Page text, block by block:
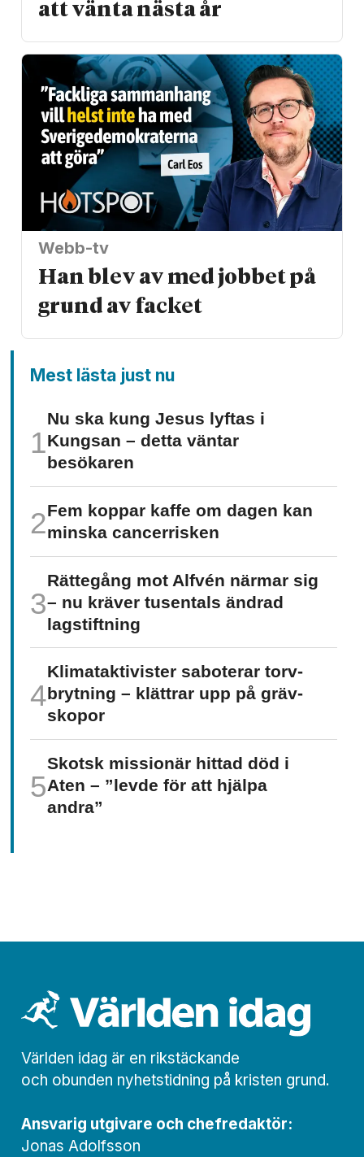
att vänta nästa år
Webb-tv
Han blev av med jobbet på
grund av facket
Mest lästa just nu
Nu ska kung Jesus lyftas i
Kungsan – detta väntar
besökaren
Fem koppar kaffe om dagen kan
minska cancer­risken
Rättegång mot Alfvén närmar sig
– nu kräver tusentals ändrad
lagstiftning
Klimat­aktivister saboterar torv­
brytning – klättrar upp på gräv­
skopor
Skotsk missionär hittad död i
Aten – ”levde för att hjälpa
andra”
Världen idag är en rikstäckande
och obunden nyhets­­­tidning på kristen grund.
Ansvarig utgivare och chef­redaktör:
Jonas Adolfsson